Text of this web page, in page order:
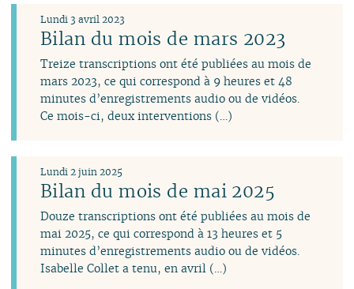
Bilan du mois de mars 2023
Lundi 3 avril 2023
Treize transcriptions ont été publiées au mois de
mars 2023, ce qui correspond à 9 heures et 48
minutes d’enregistrements audio ou de vidéos.
Ce mois-ci, deux interventions (…)
Bilan du mois de mai 2025
Lundi 2 juin 2025
Douze transcriptions ont été publiées au mois de
mai 2025, ce qui correspond à 13 heures et 5
minutes d’enregistrements audio ou de vidéos.
Isabelle Collet a tenu, en avril (…)